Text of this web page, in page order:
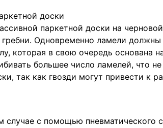
паркетной доски на
Одновременно ламели
которая в свою очередь основана
большее число ламелей, что
так как гвозди могут привести к